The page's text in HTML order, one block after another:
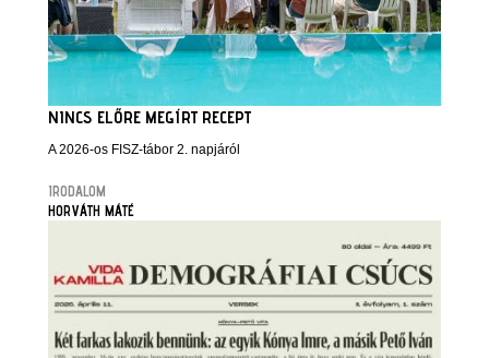
NINCS ELŐRE MEGÍRT RECEPT
A 2026-os FISZ-tábor 2. napjáról
IRODALOM
HORVÁTH MÁTÉ